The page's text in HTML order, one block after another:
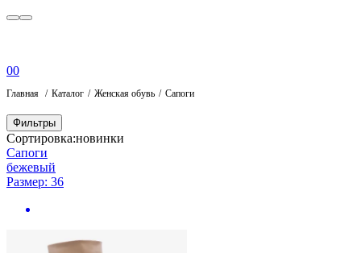
00
Главная Каталог Женская обувь Сапоги
Фильтры
Сортировка:новинки
Сапоги
бежевый
Размер: 36